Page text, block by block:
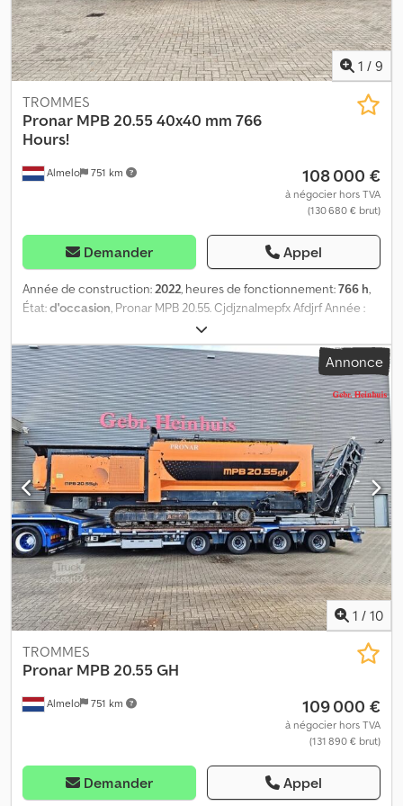
totale : 110 kVA - *Types de tamis : plaque perforée, grille, Bofors -
*Poids : 31 000 kg Crjdpfx Afezltmfjdsf - *L’angle du crible varie
entre 18 et 27 °.
1 / 9
Almelo 751 km
TROMMES
Pronar MPB 20.55 40x40 mm 766
Hours!
108 000 €
à négocier hors TVA
(130 680 € brut)
Demander Appel
Année de construction:2022, heures de fonctionnement:766 h,
État:d'occasion, Pronar MPB 20.55. Cjdjznalmepfx Afdjrf Année :
2022. Heures : 766. Poids : 15 600 kg. Poids maximal : 16 000 kg.
Machine conforme aux normes CE. Charge par essieu : 1 : 8 000
kg. 2 : 8 000 kg. Système de graissage centralisé. Convoyeur
latéral à deux voies. Convoyeur à deux voies. 40 x 40 mm. Pneus :
435/50R19,5, usure : 90 %. Numéro d’identification : 302. Les
conditions générales de vente de Heinhuis s’appliquent à toutes
les annonces, offres et devis de Heinhuis, à tous les contrats
conclus par Heinhuis et aux négociations qui les précèdent. En
répondant, quelle que soit la forme, vous acceptez l’application
des conditions générales de vente de Heinhuis et vous déclarez
avoir pris connaissance de ces conditions. Nos prix sont des prix
nets d’exportation. = Informations complémentaires = Type de
carburant : diesel. Année de fabrication : 2022. Type de
transmission : à roues. Poids à vide : 15 600 kg. Capacité de
charge : 400 kg. PTAC : 16 000 kg. Marquage CE : oui. =
Informations sur l’entreprise = Pour plus d’informations :
Annonce
1 / 10
Almelo 751 km
TROMMES
Pronar MPB 20.55 GH
109 000 €
à négocier hors TVA
(131 890 € brut)
Demander Appel